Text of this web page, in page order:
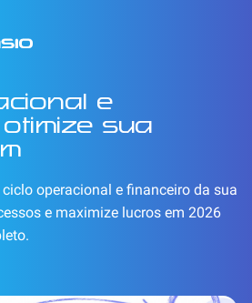
e
sua
operacional e financeiro da sua
e maximize lucros em 2026